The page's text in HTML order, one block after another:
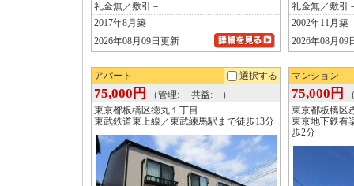
礼金無／敷引－
2017年8月築
2026年08月09日更新
礼金無／敷引
2002年11月築
2026年08月09
アパート 選択する
75,000円
（管理:－ 共益:－）
東京都板橋区徳丸１丁目
東武鉄道東上線／東武練馬駅まで徒歩13分
マンション
75,000円
東京都板橋区
東京地下鉄有
歩2分